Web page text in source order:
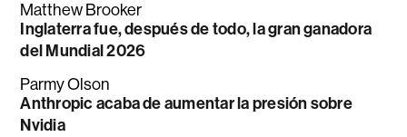
Matthew Brooker
Inglaterra fue, después de todo, la gran ganadora
del Mundial 2026
Parmy Olson
Anthropic acaba de aumentar la presión sobre
Nvidia